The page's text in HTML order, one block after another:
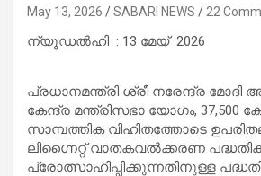
May 13, 2026 SABARI NEWS 22
ന്യൂഡൽഹി : 13 മേയ് 2026
പ്രധാനമന്ത്രി ശ്രീ നരേന്ദ്ര
കേന്ദ്ര മന്ത്രിസഭാ യോഗം, 37,500
സാമ്പത്തിക വിഹിതത്തോടെ
ലിഗ്നൈറ്റ് വാതകവൽക്കരണ
പ്രോത്സാഹിപ്പിക്കുന്നതിനുള്ള